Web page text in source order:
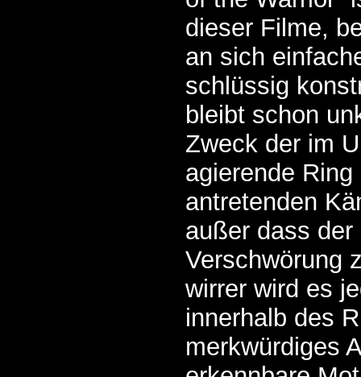
dieser Filme,
an sich
schlüssig
bleibt schon
Zweck der im
agierende
antretenden
außer dass
Verschwörung
wirrer wird es
innerhalb des
merkwürdiges